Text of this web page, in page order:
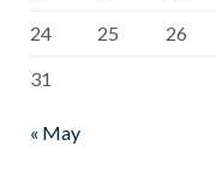
24
25 26
31
« May